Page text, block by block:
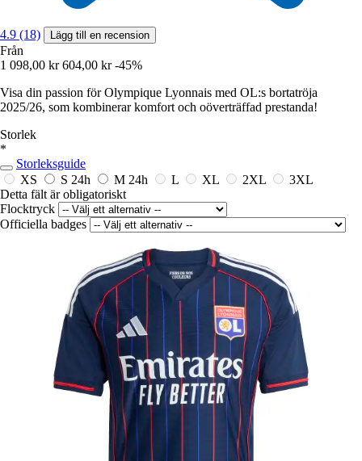
4.9 (18) Lägg till en recension
Från
1 098,00 kr 604,00 kr -45%
Visa din passion för Olympique Lyonnais med OL:s bortatröja
2025/26, som kombinerar komfort och oöverträffad prestanda!
Storlek
*
Storleksguide
XS
S 24h M 24h L XL 2XL
3XL
Detta fält är obligatoriskt
Flocktryck
Officiella badges